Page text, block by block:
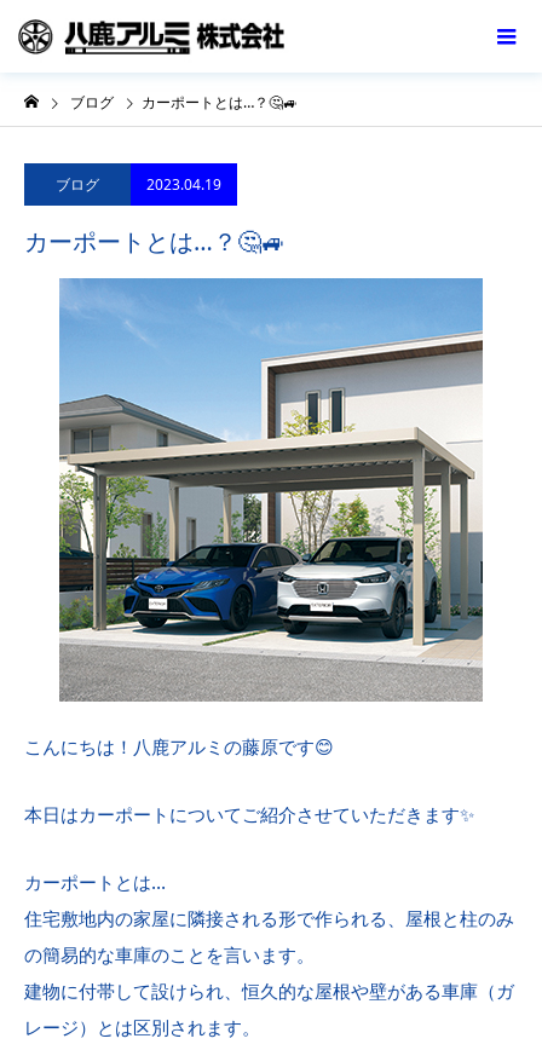
ブログ カーポートとは…？🤔🚙
ブログ 2023.04.19
カーポートとは…？🤔🚙
こんにちは！八鹿アルミの藤原です😊
本日はカーポートについてご紹介させていただきます✨
カーポートとは…
住宅敷地内の家屋に隣接される形で作られる、屋根と柱のみ
の簡易的な車庫のことを言います。
建物に付帯して設けられ、恒久的な屋根や壁がある車庫（ガ
レージ）とは区別されます。